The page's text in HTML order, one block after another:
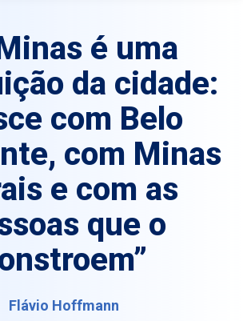
é uma
da cidade:
com Belo
com Minas
e com as
que o
Flávio Hoffmann